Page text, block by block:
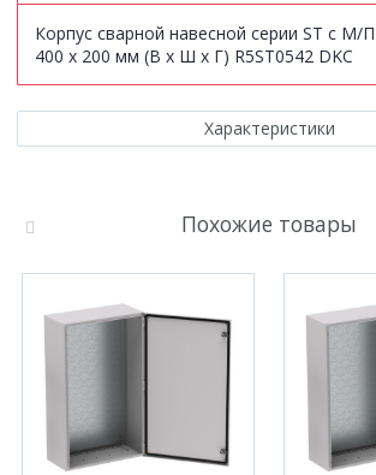
Корпус сварной навесной серии ST с М/
400 x 200 мм (В х Ш х Г) R5ST0542 DKC
Характеристики
Похожие товары